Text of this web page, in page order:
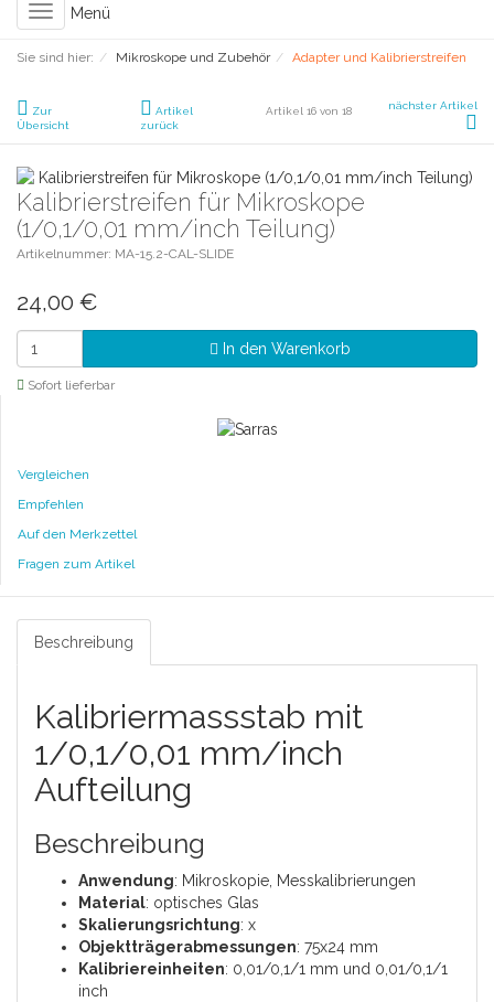
Toggle
navigation
Menü
Sie sind hier: Mikroskope und Zubehör Adapter und Kalibrierstreifen
Zur
Übersicht
Artikel
zurück
Artikel 16 von 18 nächster Artikel
Kalibrierstreifen für Mikroskope
(1/0,1/0,01 mm/inch Teilung)
Artikelnummer: MA-15.2-CAL-SLIDE
24,00 €
In den Warenkorb
Sofort lieferbar
Vergleichen
Empfehlen
Auf den Merkzettel
Fragen zum Artikel
Beschreibung
Kalibriermassstab mit
1/0,1/0,01 mm/inch
Aufteilung
Beschreibung
Anwendung: Mikroskopie, Messkalibrierungen
Material: optisches Glas
Skalierungsrichtung: x
Objektträgerabmessungen: 75x24 mm
Kalibriereinheiten: 0,01/0,1/1 mm und 0,01/0,1/1
inch